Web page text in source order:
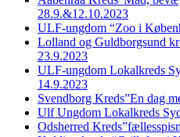
28.9.&12.10.2023
ULF-ungdom “Zoo i
Lolland og Guldborgsund
23.9.2023
ULF-ungdom Lokalkreds
14.9.2023
Svendborg Kreds”En dag
Ulf Ungdom Lokalkreds
Odsherred